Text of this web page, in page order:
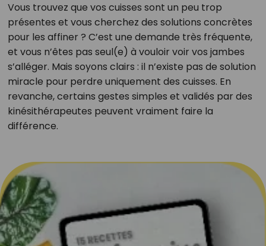
Vous trouvez que vos cuisses sont un peu trop
présentes et vous cherchez des solutions concrètes
pour les affiner ? C’est une demande très fréquente,
et vous n’êtes pas seul(e) à vouloir voir vos jambes
s’alléger. Mais soyons clairs : il n’existe pas de solution
miracle pour perdre uniquement des cuisses. En
revanche, certains gestes simples et validés par des
kinésithérapeutes peuvent vraiment faire la
différence.